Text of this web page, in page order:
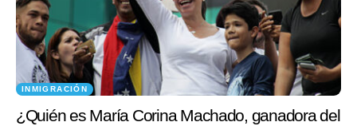
INMIGRACIÓN
¿Quién es María Corina Machado, ganadora del